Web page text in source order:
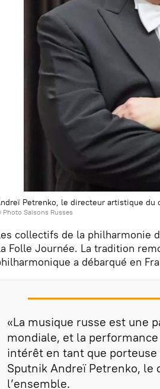
Petrenko, le directeur artistique
Photo Saisons Russes
collectifs de la philharmonie
Folle Journée. La tradition
a débarqué en
«La musique russe est une
mondiale, et la
intérêt en tant que
Sputnik Andreï Petrenko, le
l’ensemble.